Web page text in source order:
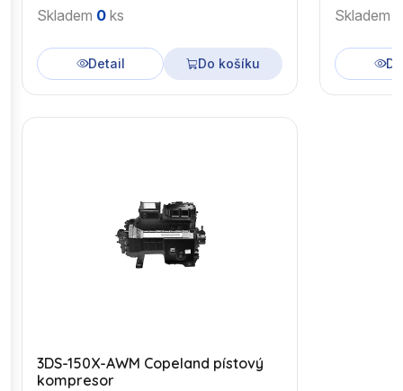
Skladem 0 ks
Detail Do košíku
Skladem
3DS-150X-AWM Copeland pístový
kompresor